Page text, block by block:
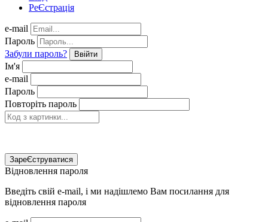
РеЄстрація
e-mail
Пароль
Забули пароль?
Ввійти
Ім'я
e-mail
Пароль
Повторіть пароль
ЗареЄструватися
Відновлення пароля
Введіть свій e-mail, і ми надішлемо Вам посилання для
відновлення пароля